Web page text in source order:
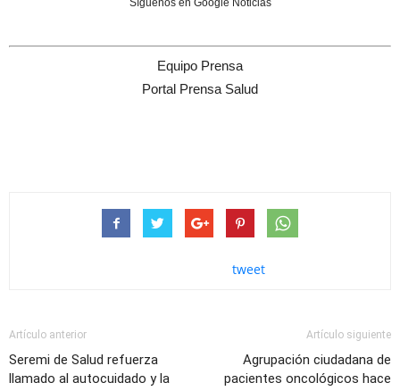
Síguenos en Google Noticias
Equipo Prensa
Portal Prensa Salud
tweet
Artículo anterior
Seremi de Salud refuerza
llamado al autocuidado y la
Artículo siguiente
Agrupación ciudadana de
pacientes oncológicos hace